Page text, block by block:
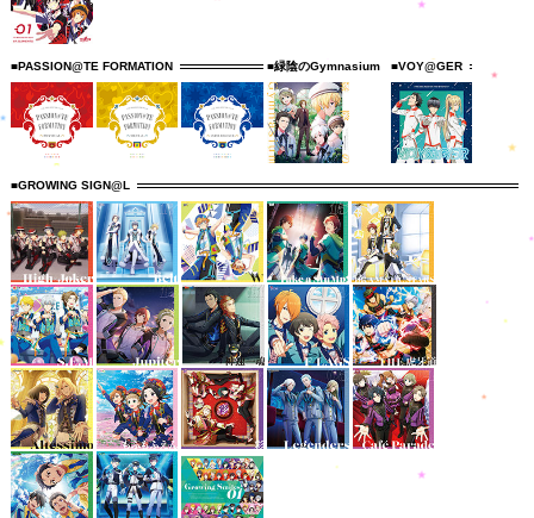
■PASSION@TE FORMATION ■緑陰のGymnasium ■VOY@GER
■GROWING SIGN@L